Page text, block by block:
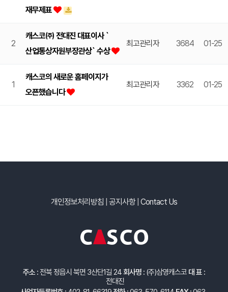
재무제표
2
캐스코㈜ 전대진 대표이사 `
산업통상자원부장관상` 수상
최고관리자 3684 01-25
1
캐스코의 새로운 홈페이지가
오픈했습니다
최고관리자 3362 01-25
개인정보처리방침 공지사항| Contact Us
주소 :전북 정읍시 북면 3산단1길 24회사명 : (주)삼영캐스코 대 표 :
전대진